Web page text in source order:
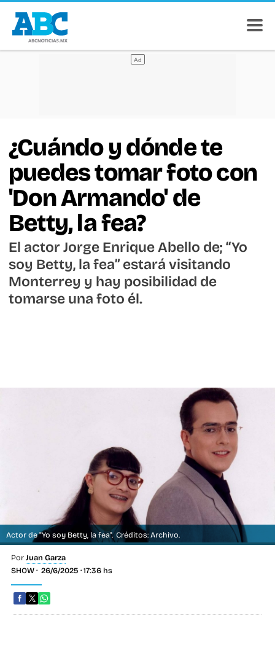
¿Cuándo y dónde te
puedes tomar foto con
'Don Armando' de
Betty, la fea?
El actor Jorge Enrique Abello de; “Yo
soy Betty, la fea” estará visitando
Monterrey y hay posibilidad de
tomarse una foto él.
Actor de "Yo soy Betty, la fea". Créditos: Archivo.
Por Juan Garza
SHOW
26/6/2025 · 17:36 hs